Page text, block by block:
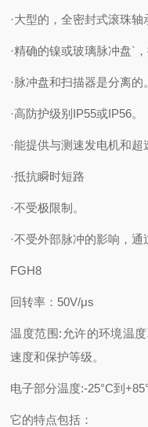
·大型的，全密封式滚珠轴
·精确的镍或玻璃脉冲盘`
·脉冲盘和扫描器是分离的。
·高防护级别IP55或IP56。
·能提供与测速发电机和超
·抵抗瞬时短路
·不受极限制。
·不受外部脉冲的影响，通
FGH8
回转率：50V/μs
温度范围:允许的环境温
速度和保护等级。
电子部分温度:-25°C到
它的特点包括：